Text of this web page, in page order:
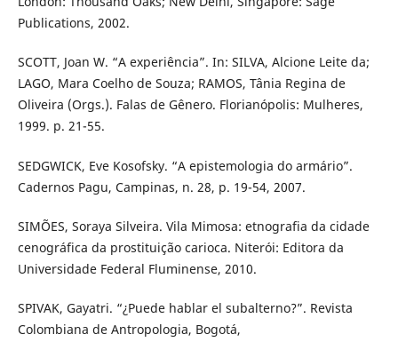
Publications, 2002.
SCOTT, Joan W. “A experiência”. In: SILVA, Alcione Leite da;
LAGO, Mara Coelho de Souza; RAMOS, Tânia Regina de
Oliveira (Orgs.). Falas de Gênero. Florianópolis: Mulheres,
1999. p. 21-55.
SEDGWICK, Eve Kosofsky. “A epistemologia do armário”.
Cadernos Pagu, Campinas, n. 28, p. 19-54, 2007.
SIMÕES, Soraya Silveira. Vila Mimosa: etnografia da cidade
cenográfica da prostituição carioca. Niterói: Editora da
Universidade Federal Fluminense, 2010.
SPIVAK, Gayatri. “¿Puede hablar el subalterno?”. Revista
Colombiana de Antropologia, Bogotá,